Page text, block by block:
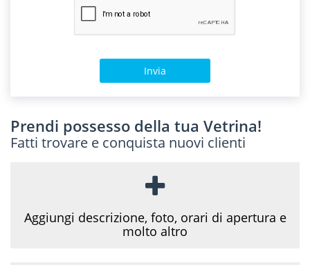
Invia
Prendi possesso della tua Vetrina!
Fatti trovare e conquista nuovi clienti
Aggiungi descrizione, foto, orari di apertura e
molto altro